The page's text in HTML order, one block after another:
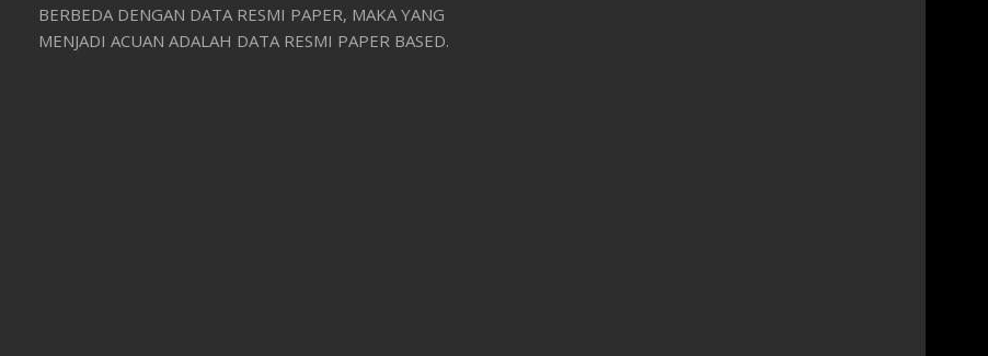
BERBEDA DENGAN DATA RESMI PAPER, MAKA YANG
MENJADI ACUAN ADALAH DATA RESMI PAPER BASED.